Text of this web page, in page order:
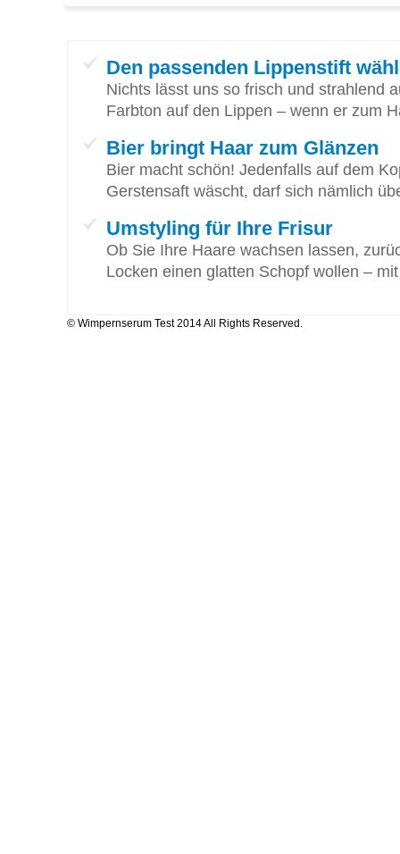
Den passenden Lippenstift
Nichts lässt uns so frisch und strahlend
Farbton auf den Lippen – wenn er zum
Bier bringt Haar zum Glänzen
Bier macht schön! Jedenfalls auf dem
Gerstensaft wäscht, darf sich nämlich
Umstyling für Ihre Frisur
Ob Sie Ihre Haare wachsen lassen,
Locken einen glatten Schopf wollen –
© Wimpernserum Test 2014 All Rights Reserved.